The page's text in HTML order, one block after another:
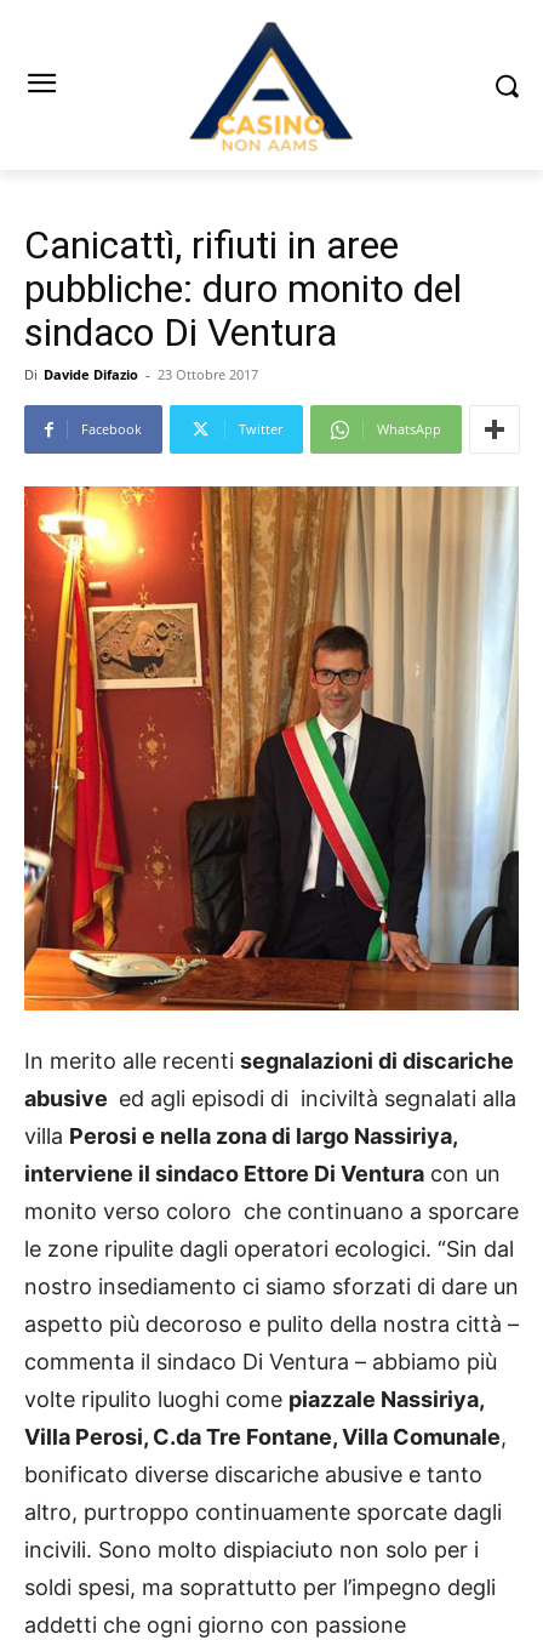
Canicattì, rifiuti in aree
pubbliche: duro monito del
sindaco Di Ventura
Di Davide Difazio - 23 Ottobre 2017
Facebook Twitter WhatsApp
In merito alle recenti segnalazioni di discariche
abusive ed agli episodi di inciviltà segnalati alla
villa Perosi e nella zona di largo Nassiriya,
interviene il sindaco Ettore Di Ventura con un
monito verso coloro che continuano a sporcare
le zone ripulite dagli operatori ecologici. “Sin dal
nostro insediamento ci siamo sforzati di dare un
aspetto più decoroso e pulito della nostra città –
commenta il sindaco Di Ventura – abbiamo più
volte ripulito luoghi come piazzale Nassiriya,
Villa Perosi, C.da Tre Fontane, Villa Comunale,
bonificato diverse discariche abusive e tanto
altro, purtroppo continuamente sporcate dagli
incivili. Sono molto dispiaciuto non solo per i
soldi spesi, ma soprattutto per l’impegno degli
addetti che ogni giorno con passione